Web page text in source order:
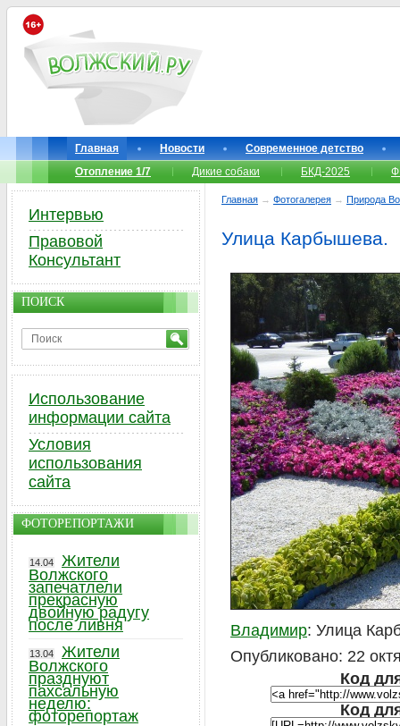
Главная Новости
Современное детство
Отопление 1/7
Дикие собаки БКД-2025
Главная → Фотогалерея → Природа
Улица Карбышева.
Владимир: Улица
Опубликовано: 22
Код
Код
Интервью
Правовой
Консультант
ПОИСК
Использование
информации сайта
Условия
использования
сайта
ФОТОРЕПОРТАЖИ
14.04
Жители
Волжского
запечатлели
прекрасную
двойную радугу
после ливня
13.04
Жители
Волжского
празднуют
пахсальную
неделю:
фоторепортаж